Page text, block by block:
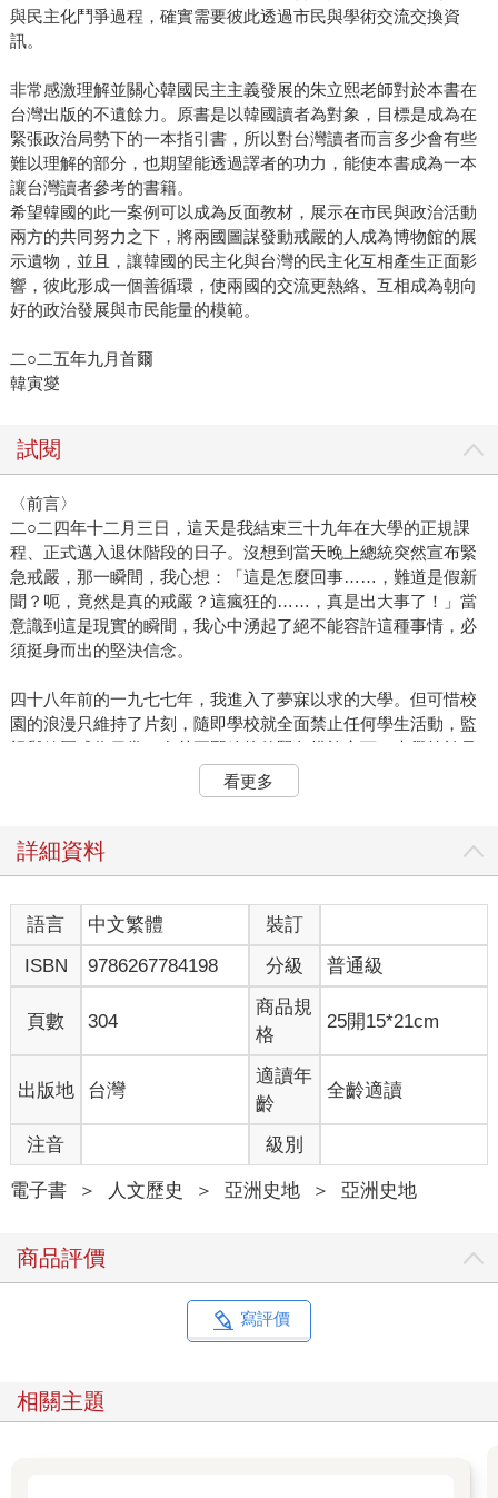
與民主化鬥爭過程，確實需要彼此透過市民與學術交流交換資
訊。
非常感激理解並關心韓國民主主義發展的朱立熙老師對於本書在
台灣出版的不遺餘力。原書是以韓國讀者為對象，目標是成為在
緊張政治局勢下的一本指引書，所以對台灣讀者而言多少會有些
難以理解的部分，也期望能透過譯者的功力，能使本書成為一本
讓台灣讀者參考的書籍。
希望韓國的此一案例可以成為反面教材，展示在市民與政治活動
兩方的共同努力之下，將兩國圖謀發動戒嚴的人成為博物館的展
示遺物，並且，讓韓國的民主化與台灣的民主化互相產生正面影
響，彼此形成一個善循環，使兩國的交流更熱絡、互相成為朝向
好的政治發展與市民能量的模範。
二○二五年九月首爾
韓寅燮
試閱
〈前言〉
二○二四年十二月三日，這天是我結束三十九年在大學的正規課
程、正式邁入退休階段的日子。沒想到當天晚上總統突然宣布緊
急戒嚴，那一瞬間，我心想：「這是怎麼回事……，難道是假新
聞？呃，竟然是真的戒嚴？這瘋狂的……，真是出大事了！」當
意識到這是現實的瞬間，我心中湧起了絕不能容許這種事情，必
須挺身而出的堅決信念。
四十八年前的一九七七年，我進入了夢寐以求的大學。但可惜校
園的浪漫只維持了片刻，隨即學校就全面禁止任何學生活動，監
視與鎮壓成為日常。在朴正熙總統的緊急措施之下，大學等於是
處於戒嚴狀態，而到了高年級時，更是直接面臨到真正的緊急戒
嚴狀態，所以我的大學生活可說是始於戒嚴、也以戒嚴結束。十
不起訴處分收場，但在全體國民的努力之下，最終才能走到起訴
戒嚴的消息時，我都只覺得是落後國家的不幸新聞。一直以來我
抱著這樣的自豪感生活，然而如今戒嚴的消息卻不是在過去、不
是別的國家，而是現在、就在這個國家真實上演。就我個人而
言，學生時代在戒嚴中度過，初任職教授時，深信軍事政權已然
終結，沒想到居然在退休之際再次遭遇戒嚴事態。我的學生與教
授歲月的最後一刻，絕不能以戒嚴時代的回歸作為結束。當政權
赤裸裸地顯露出獨裁化、法西斯化的末期症狀時，國民身為憲法
守護者，就有義務挺身抵抗，找回憲政秩序。
短暫的慌亂之後，全體國民紛紛出面糾正局勢。市民們真可謂以
光速行動，迅速聚集，包圍了汝矣島國會議事堂、阻擋軍警進
入，國會議員們也不顧自身安危，奔赴國會、通過解除戒嚴的決
手，寫下民主歷史上的偉大功績，成功抵擋了這場戒嚴內亂。就
連被動員執行戒嚴的軍隊與警察都與過往不同，當市民阻擋時，
他們選擇後退，猶豫不前，有時甚至直接無視上級命令，從而避
免了非法的擴散與人命的犧牲。新形成的民、官、軍的泛民主連
緊急戒嚴的執行被定性為內亂罪，國會也提出總統彈劾訴追。雖
看更多
詳細資料
語言 中文繁體
裝訂
ISBN
9786267784198 分級 普通級
頁數 304
商品規
格
25開15*21cm
出版地 台灣
適讀年
齡
全齡適讀
注音 級別
電子書 ＞ 人文歷史 ＞ 亞洲史地 ＞ 亞洲史地
商品評價
寫評價
相關主題